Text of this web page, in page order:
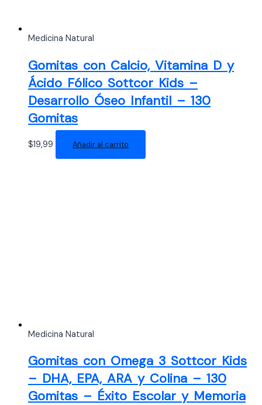
Medicina Natural
Gomitas con Calcio, Vitamina D y
Ácido Fólico Sottcor Kids –
Desarrollo Óseo Infantil – 130
Gomitas
$19,99 Añadir al carrito
Medicina Natural
Gomitas con Omega 3 Sottcor Kids
– DHA, EPA, ARA y Colina – 130
Gomitas – Éxito Escolar y Memoria